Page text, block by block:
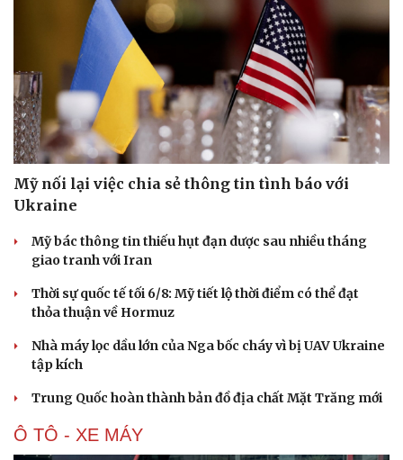
Câu chuyện thời sự
Đọc truyện đêm khuya
Cửa sổ tình yêu
Kể chuyện cho bé
Hạt giống tâm hồn
Mỹ nối lại việc chia sẻ thông tin tình báo với
Ukraine
Mỹ bác thông tin thiếu hụt đạn dược sau nhiều tháng
giao tranh với Iran
Thời sự quốc tế tối 6/8: Mỹ tiết lộ thời điểm có thể đạt
thỏa thuận về Hormuz
Nhà máy lọc dầu lớn của Nga bốc cháy vì bị UAV Ukraine
tập kích
Trung Quốc hoàn thành bản đồ địa chất Mặt Trăng mới
Ô TÔ - XE MÁY